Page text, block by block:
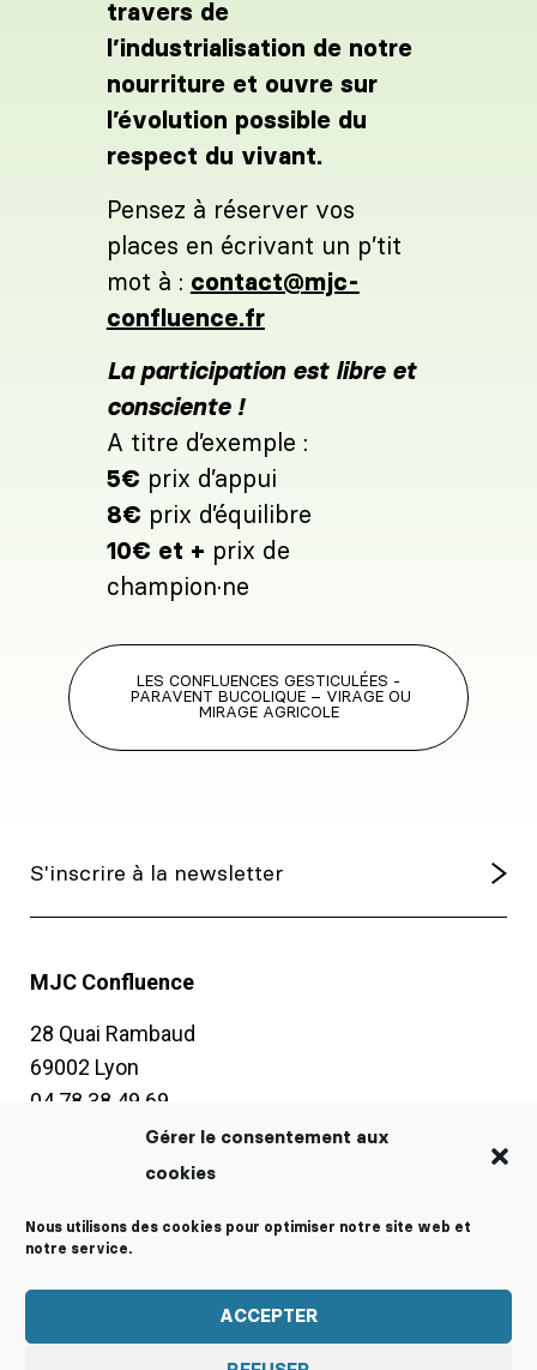
Gérer le consentement aux
cookies
Nous utilisons des cookies pour optimiser notre site web et
notre service.
ACCEPTER
travers de
l’industrialisation de notre
nourriture et ouvre sur
l’évolution possible du
respect du vivant.
Pensez à réserver vos
places en écrivant un p’tit
mot à : contact@mjc-
confluence.fr
La participation est libre et
consciente !
A titre d’exemple :
5€ prix d’appui
8€ prix d’équilibre
10€ et + prix de
champion·ne
LES CONFLUENCES GESTICULÉES -
PARAVENT BUCOLIQUE – VIRAGE OU
MIRAGE AGRICOLE
MJC Confluence
28 Quai Rambaud
69002 Lyon
04 78 38 49 69
contact@mjc-confluence.fr
Horaires d’ouverture
Du lundi au vendredi :